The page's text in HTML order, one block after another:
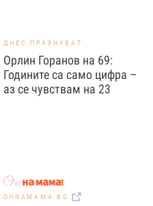
ДНЕС ПРАЗНУВАТ
Орлин Горанов на 69:
Годините са само цифра –
аз се чувствам на 23
OHNAMAMA.BG